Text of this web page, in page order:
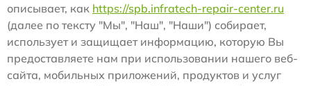
описывает, как https://spb.infratech-repair-center.ru
(далее по тексту "Мы", "Наш", "Наши") собирает,
использует и защищает информацию, которую Вы
предоставляете нам при использовании нашего веб-
сайта, мобильных приложений, продуктов и услуг